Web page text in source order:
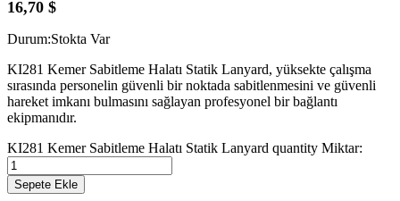
16,70 $
Durum:Stokta Var
KI281 Kemer Sabitleme Halatı Statik Lanyard, yüksekte çalışma
sırasında personelin güvenli bir noktada sabitlenmesini ve güvenli
hareket imkanı bulmasını sağlayan profesyonel bir bağlantı
ekipmanıdır.
KI281 Kemer Sabitleme Halatı Statik Lanyard quantity Miktar:
Sepete Ekle